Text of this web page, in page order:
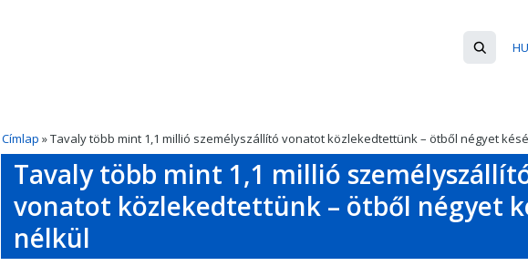
HU
űrlap
Címlap » Tavaly több mint 1,1 millió személyszállító vonatot közlekedtettünk – ötből négyet
Tavaly több mint 1,1 millió
vonatot közlekedtettünk – ötből négyet
nélkül